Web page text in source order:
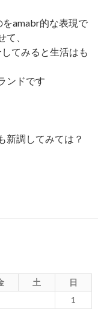
amabr的な表現で
、
てみると生活はも
ンドです
新調してみては？
土 日
1